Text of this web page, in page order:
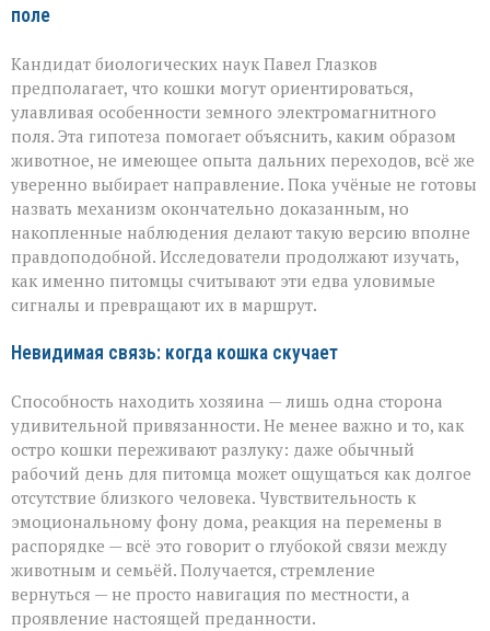
поле
Кандидат биологических наук Павел Глазков
предполагает, что кошки могут ориентироваться,
улавливая особенности земного электромагнитного
поля. Эта гипотеза помогает объяснить, каким образом
животное, не имеющее опыта дальних переходов, всё же
уверенно выбирает направление. Пока учёные не готовы
назвать механизм окончательно доказанным, но
накопленные наблюдения делают такую версию вполне
правдоподобной. Исследователи продолжают изучать,
как именно питомцы считывают эти едва уловимые
сигналы и превращают их в маршрут.
Невидимая связь: когда кошка скучает
Способность находить хозяина — лишь одна сторона
удивительной привязанности. Не менее важно и то, как
остро кошки переживают разлуку: даже обычный
рабочий день для питомца может ощущаться как долгое
отсутствие близкого человека. Чувствительность к
эмоциональному фону дома, реакция на перемены в
распорядке — всё это говорит о глубокой связи между
животным и семьёй. Получается, стремление
вернуться — не просто навигация по местности, а
проявление настоящей преданности.